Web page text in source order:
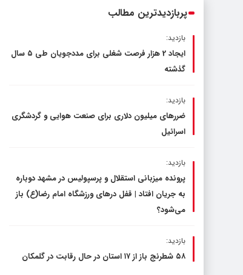
پربازدیدترین مطالب
بازدید:
ایجاد 2 هزار فرصت شغلی برای مددجویان طی ۵ سال
گذشته
بازدید:
ضررهای میلیون دلاری برای صنعت هوایی و گردشگری
اسرائیل
بازدید:
پرونده میزبانی استقلال و پرسپولیس در مشهد دوباره
به جریان افتاد | قفل در‌های ورزشگاه امام رضا(ع) باز
می‌شود؟
بازدید:
۵۸ شطرنج‌ باز از ۱۷ استان در حال رقابت در گلمکان